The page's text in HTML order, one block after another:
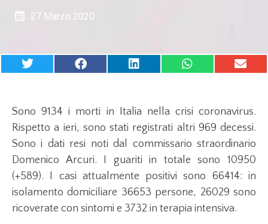
27 Marzo 2020
Sono 9134 i morti in Italia nella crisi coronavirus.
Rispetto a ieri, sono stati registrati altri 969 decessi.
Sono i dati resi noti dal commissario straordinario
Domenico Arcuri. I guariti in totale sono 10950
(+589). I casi attualmente positivi sono 66414: in
isolamento domiciliare 36653 persone, 26029 sono
ricoverate con sintomi e 3732 in terapia intensiva.